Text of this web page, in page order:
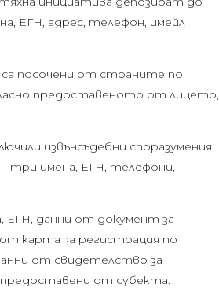
ЕГН, адрес, телефон, имейл
са посочени от страните по
предоставеното от лицето,
извънсъдебни споразумения
- три имена, ЕГН, телефони,
ЕГН, данни от документ за
карта за регистрация по
от свидетелство за
предоставени от субекта.